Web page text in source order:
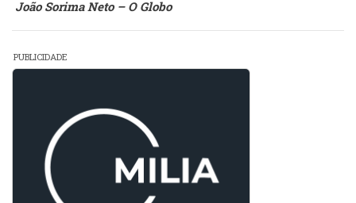
João Sorima Neto – O Globo
PUBLICIDADE